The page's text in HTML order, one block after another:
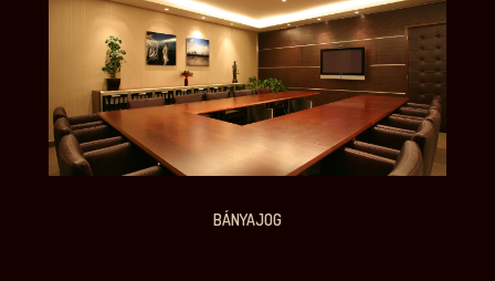
BÁNYAJOG